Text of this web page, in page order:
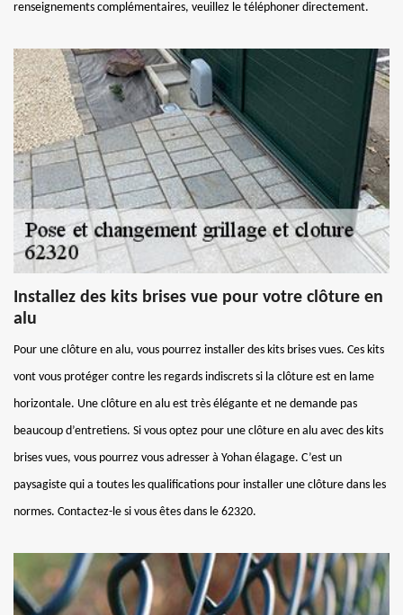
renseignements complémentaires, veuillez le téléphoner directement.
Installez des kits brises vue pour votre clôture en
alu
Pour une clôture en alu, vous pourrez installer des kits brises vues. Ces kits
vont vous protéger contre les regards indiscrets si la clôture est en lame
horizontale. Une clôture en alu est très élégante et ne demande pas
beaucoup d’entretiens. Si vous optez pour une clôture en alu avec des kits
brises vues, vous pourrez vous adresser à Yohan élagage. C’est un
paysagiste qui a toutes les qualifications pour installer une clôture dans les
normes. Contactez-le si vous êtes dans le 62320.